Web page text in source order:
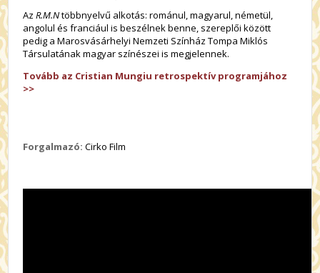
AzR.M.Ntöbbnyelvű alkotás: románul, magyarul, németül,
angolul és franciául is beszélnek benne, szereplői között
pedig a Marosvásárhelyi Nemzeti Színház Tompa Miklós
Társulatának magyar színészei is megjelennek.
Tovább az Cristian Mungiu retrospektív programjához
>>
Forgalmazó: Cirko Film